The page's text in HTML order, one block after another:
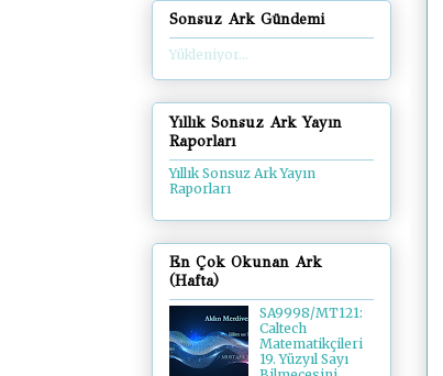
Sonsuz Ark Gündemi
Yükleniyor...
Yıllık Sonsuz Ark Yayın
Raporları
Yıllık Sonsuz Ark Yayın
Raporları
En Çok Okunan Ark
(Hafta)
SA9998/MT121:
Caltech
Matematikçileri
19. Yüzyıl Sayı